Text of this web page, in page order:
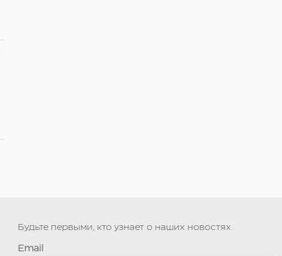
Будьте первыми, кто узнает о наших новостях
Email